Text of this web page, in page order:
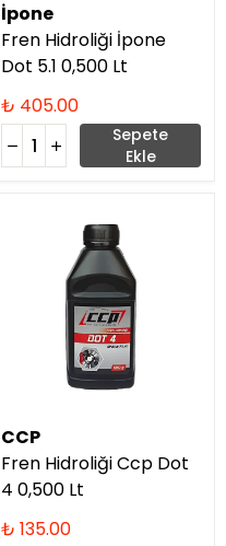
İpone
Fren Hidroliği İpone
Dot 5.1 0,500 Lt
₺ 405.00
Sepete
Ekle
CCP
Fren Hidroliği Ccp Dot
4 0,500 Lt
₺ 135.00